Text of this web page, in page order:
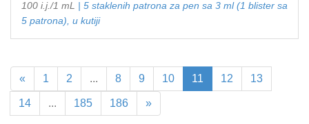
100 i.j./1 mL | 5 staklenih patrona za pen sa 3 ml (1 blister sa
5 patrona), u kutiji
« 1 2 ... 8 9 10 11 12 13
14 ... 185 186 »